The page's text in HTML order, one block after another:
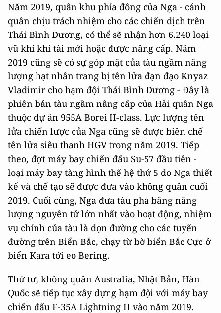
Năm 2019, quân khu phía đông của Nga - cánh
quân chịu trách nhiệm cho các chiến dịch trên
Thái Bình Dương, có thể sẽ nhận hơn 6.240 loại
vũ khí khí tài mới hoặc được nâng cấp. Năm
2019 cũng sẽ có sự góp mặt của tàu ngầm năng
lượng hạt nhân trang bị tên lửa đạn đạo Knyaz
Vladimir cho hạm đội Thái Bình Dương - Đây là
phiên bản tàu ngầm nâng cấp của Hải quân Nga
thuộc dự án 955A Borei II-class. Lực lượng tên
lửa chiến lược của Nga cũng sẽ được biên chế
tên lửa siêu thanh HGV trong năm 2019. Tiếp
theo, đợt máy bay chiến đấu Su-57 đầu tiên -
loại máy bay tàng hình thế hệ thứ 5 do Nga thiết
kế và chế tạo sẽ được đưa vào không quân cuối
2019. Cuối cùng, Nga đưa tàu phá băng năng
lượng nguyên tử lớn nhất vào hoạt động, nhiệm
vụ chính của tàu là dọn đường cho các tuyến
đường trên Biển Bắc, chạy từ bờ biển Bắc Cực ở
biển Kara tới eo Bering.
Thứ tư, không quân Australia, Nhật Bản, Hàn
Quốc sẽ tiếp tục xây dựng hạm đội với máy bay
chiến đấu F-35A Lightning II vào năm 2019.